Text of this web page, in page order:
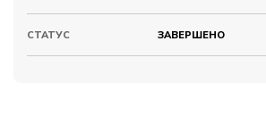
СТАТУС ЗАВЕРШЕНО